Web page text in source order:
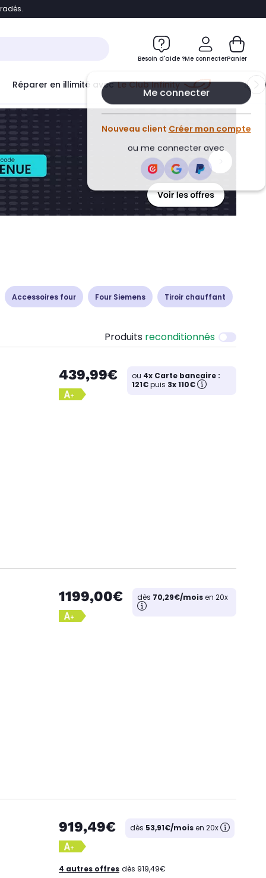
Besoin d'aide ?Me connecterPanier
Réparer en illimité avec Le Club Infinity
Accessoires four Four Siemens Tiroir chauffant
Produits reconditionnés
439,99€ ou 4x Carte bancaire :
121€puis 3x 110€
1199,00€ dès 70,29€/moisen 20x
919,49€ dès 53,91€/moisen 20x
4 autres offres dès 919,49€